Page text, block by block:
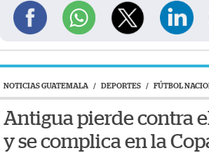
NOTICIAS GUATEMALA / DEPORTES / FÚTBOL
Antigua pierde contra
y se complica en la